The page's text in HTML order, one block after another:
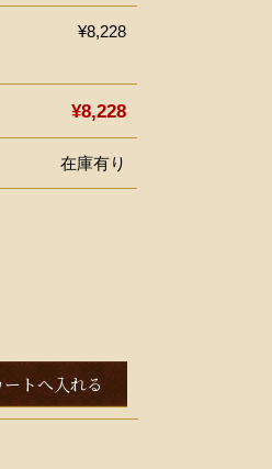
¥8,228
¥8,228
在庫有り